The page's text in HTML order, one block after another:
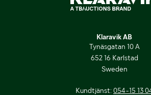
Klaravik AB
Tynäsgatan 10 A
652 16 Karlstad
Sweden
Kundtjänst: 054-15 13